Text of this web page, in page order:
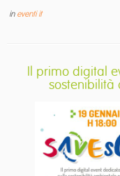
in eventi it
Il primo digital
sostenibilità